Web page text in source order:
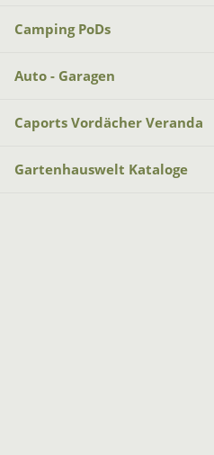
Camping PoDs
Auto - Garagen
Caports Vordächer Veranda
Gartenhauswelt Kataloge